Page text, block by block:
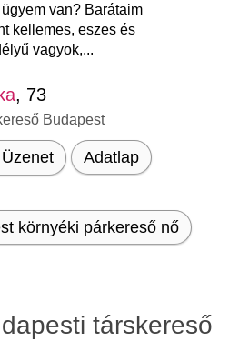
ügyem van? Barátaim
kellemes, eszes és
vagyok,...
, 73
Budapest
Üzenet Adatlap
környéki párkereső nő
társkereső